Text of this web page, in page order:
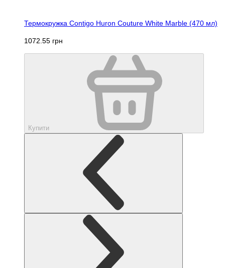
Термокружка Contigo Huron Couture White Marble (470 мл)
1072.55 грн
Купити